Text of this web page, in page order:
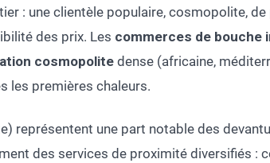
: une clientèle populaire, cosmopolite,
des prix. Les commerces de bouche
cosmopolitedense (africaine,
les premières chaleurs.
représentent une part notable des
des services de proximité diversifiés :